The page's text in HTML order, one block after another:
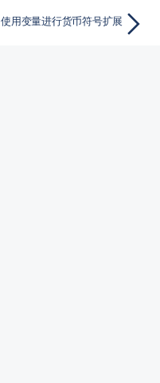
使用变量进行货币符号扩展